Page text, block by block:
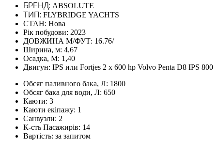
БРЕНД: ABSOLUTE
ТИП: FLYBRIDGE YACHTS
СТАН: Нова
Рік побудови: 2023
ДОВЖИНА М/ФУТ: 16.76/
Ширина, м: 4,67
Осадка, М: 1,40
Двигун: IPS или Fortjes 2 x 600 hp Volvo Penta D8 IPS 800
Обсяг паливного бака, Л: 1800
Обсяг бака для води, Л: 650
Каюти: 3
Каюти екіпажу: 1
Санвузли: 2
К-сть Пасажирів: 14
Вартість: за запитом